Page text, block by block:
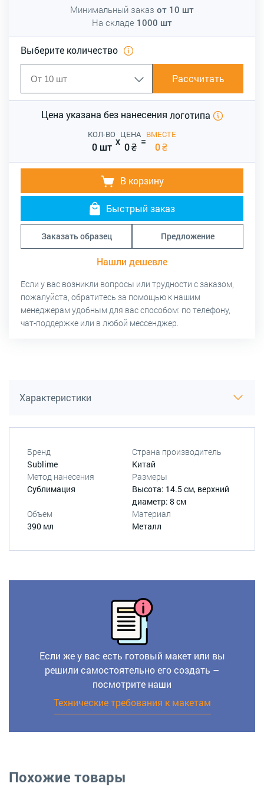
Минимальный заказ от 10 шт
На складе 1000 шт
Выберите количество
Рассчитать
Цена указана без нанесения логотипа
КОЛ-ВО
0 шт x
ЦЕНА
0₴ =
ВМЕСТЕ
0₴
В корзину
Быстрый заказ
Заказать образец Предложение
Нашли дешевле
Если у вас возникли вопросы или трудности с заказом,
пожалуйста, обратитесь за помощью к нашим
менеджерам удобным для вас способом: по телефону,
чат-поддержке или в любой мессенджер.
Характеристики
Бренд
Sublime
Страна производитель
Китай
Метод нанесения
Сублимация
Размеры
Высота: 14.5 см, верхний
диаметр: 8 см
Объем
390 мл
Материал
Металл
Если же у вас есть готовый макет или вы
решили самостоятельно его создать –
посмотрите наши
Технические требования к макетам
Похожие товары